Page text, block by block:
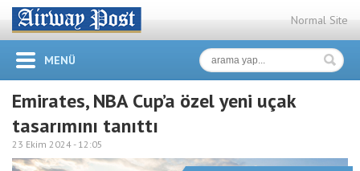
Normal Site
MENÜ
Emirates, NBA Cup’a özel yeni uçak
tasarımını tanıttı
23 Ekim 2024 - 12:05